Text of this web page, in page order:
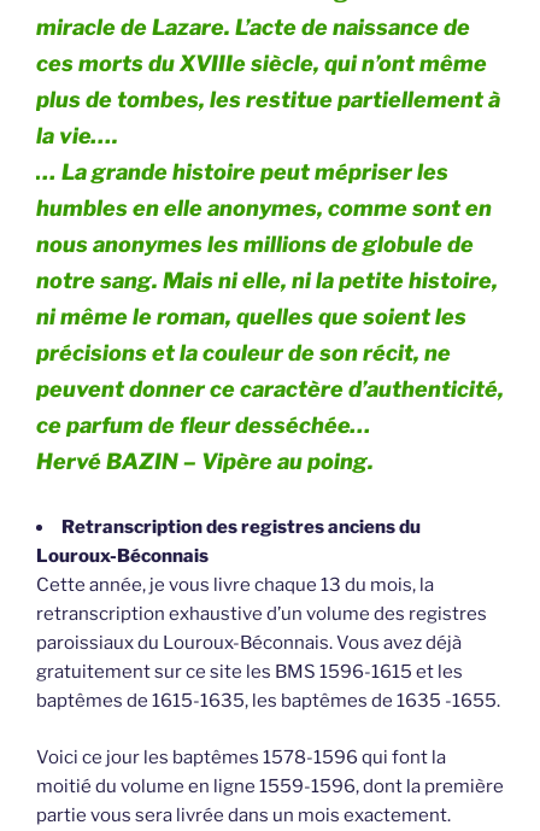
miracle de Lazare. L’acte de naissance de
ces morts du XVIIIe siècle, qui n’ont même
plus de tombes, les restitue partiellement à
la vie….
… La grande histoire peut mépriser les
humbles en elle anonymes, comme sont en
nous anonymes les millions de globule de
notre sang. Mais ni elle, ni la petite histoire,
ni même le roman, quelles que soient les
précisions et la couleur de son récit, ne
peuvent donner ce caractère d’authenticité,
ce parfum de fleur desséchée…
Hervé BAZIN – Vipère au poing.
Retranscription des registres anciens du
Louroux-Béconnais
Cette année, je vous livre chaque 13 du mois, la
retranscription exhaustive d’un volume des registres
paroissiaux du Louroux-Béconnais. Vous avez déjà
gratuitement sur ce site les BMS 1596-1615 et les
baptêmes de 1615-1635, les baptêmes de 1635 -1655.
Voici ce jour les baptêmes 1578-1596 qui font la
moitié du volume en ligne 1559-1596, dont la première
partie vous sera livrée dans un mois exactement.